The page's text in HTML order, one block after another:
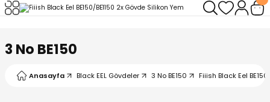
3 No BE150
Anasayfa Black EEL Gövdeler 3 No BE150 Fiiish Black Eel
Geri Dön
Makineleri
Geri Dön
Geri Dön
Misinalar
Geri Dön
- Klips
Halka
Geri Dön
Geri Dön